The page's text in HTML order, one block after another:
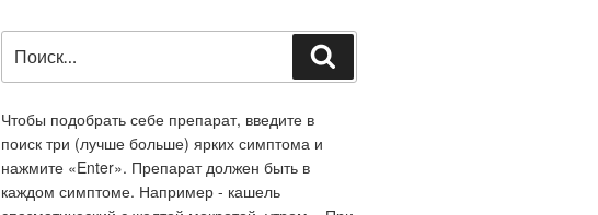
Чтобы подобрать себе препарат, введите в
поиск три (лучше больше) ярких симптома и
нажмите «Enter». Препарат должен быть в
каждом симптоме. Например - кашель